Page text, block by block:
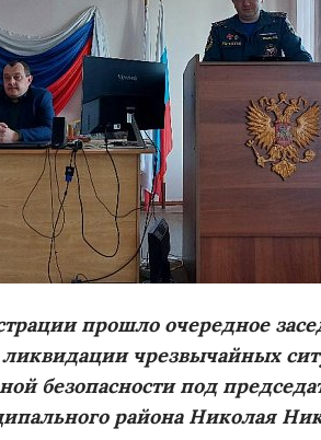
прошло очередное
чрезвычайных
безопасности под
района Николая